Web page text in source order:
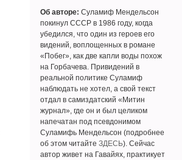
Об авторе: Суламиф Мендельсон
покинул СССР в 1986 году, когда
убедился, что один из героев его
видений, воплощенных в романе
«Побег», как две капли воды похож
на Горбачева. Привидений в
реальной политике Суламиф
наблюдать не хотел, а свой текст
отдал в самиздатский «Митин
журнал», где он и был целиком
напечатан под псевдонимом
Суламифь Мендельсон (подробнее
об этом читайте ЗДЕСЬ). Сейчас
автор живет на Гавайях, практикует